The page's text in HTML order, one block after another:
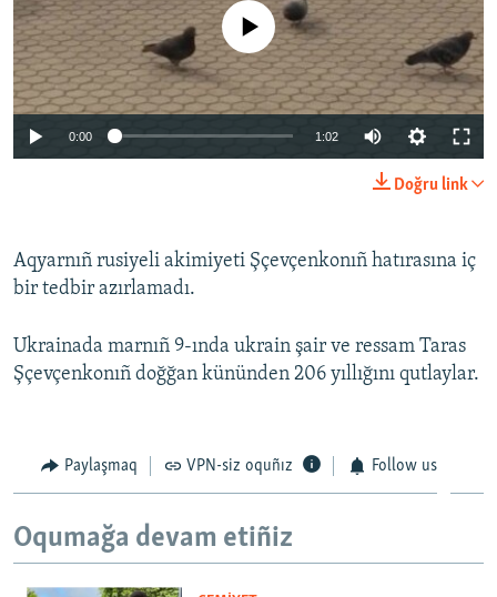
No media source currently available
0:00 1:02
270p
Doğru link
Aqyarnıñ rusiyeli akimiyeti Şçevçenkonıñ hatırasına iç
bir tedbir azırlamadı.
Ukrainada marnıñ 9-ında ukrain şair ve ressam Taras
Şçevçenkonıñ doğğan kününden 206 yıllığını qutlaylar.
Paylaşmaq VPN-siz oquñız Follow us
Oqumağa devam etiñiz